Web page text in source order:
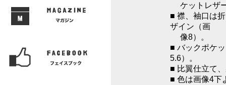
ケットレザ
■ 襟、袖口は
ザイン（画
像8）。
■ バックポケ
5.6）。
■ 比翼仕立て
■ 色は画像4下